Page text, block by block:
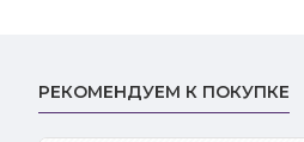
РЕКОМЕНДУЕМ К ПОКУПКЕ